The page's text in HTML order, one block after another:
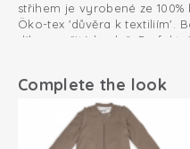
střihem je vyrobené ze
Öko-tex 'důvěra k textiliím'.
díky použité bavlně.
Vytvořte krásný set s
Certifikát Oeko-Tex: bez
Bavlněná pletenina;
Zavinovací design;
Complete the look